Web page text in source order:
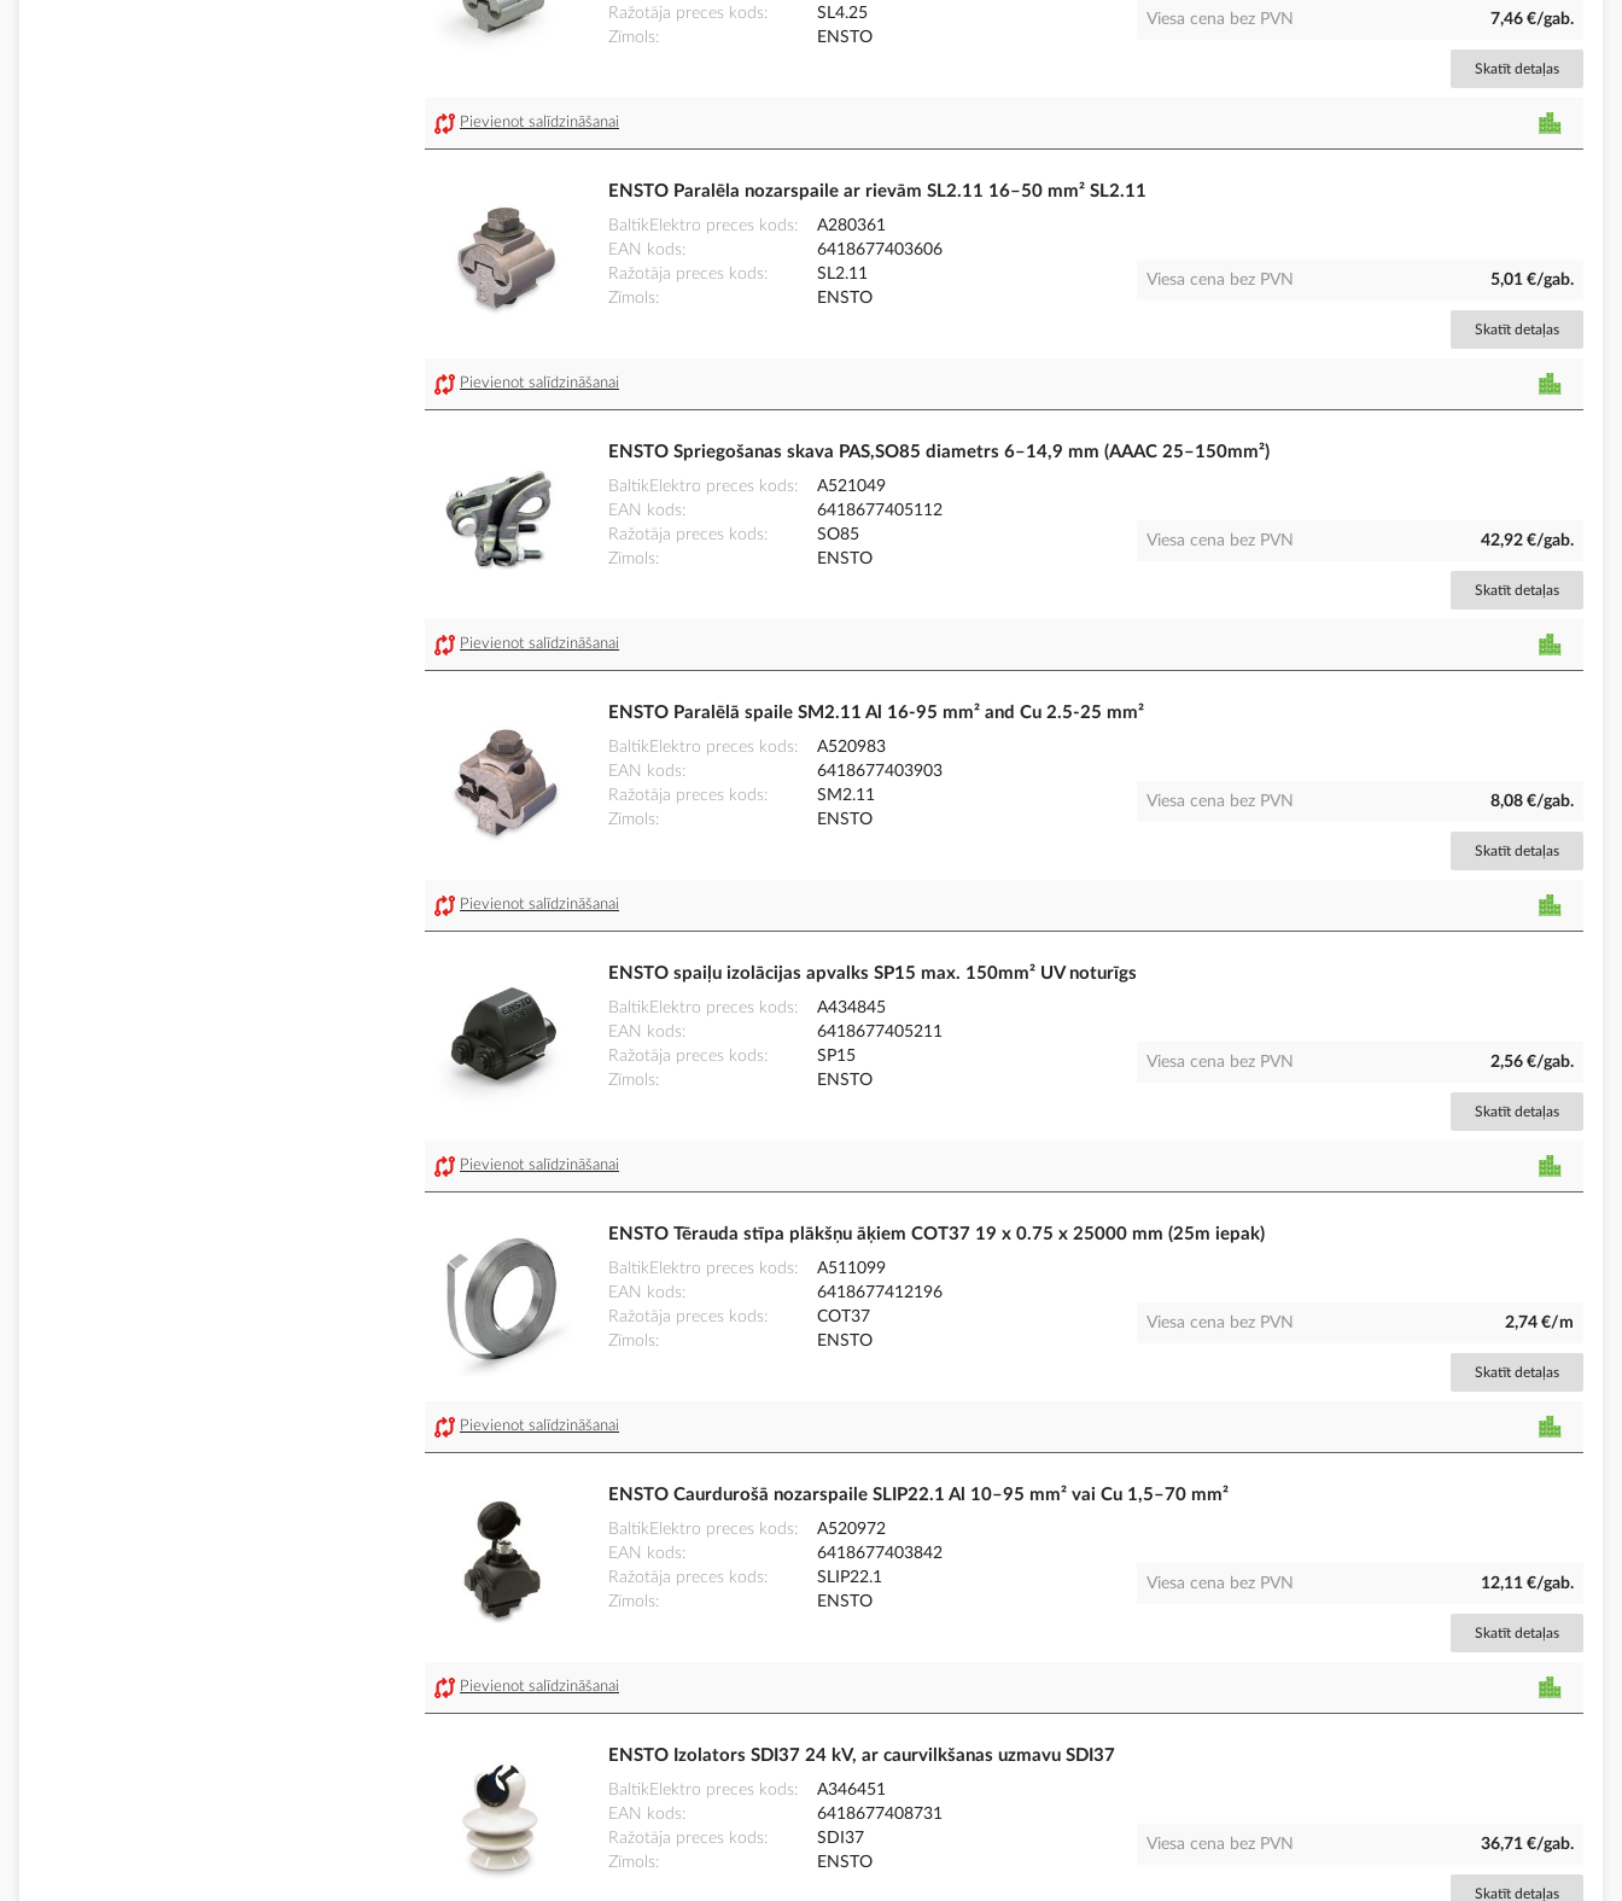
Ražotāja preces kods
SL4.25
Zīmols
ENSTO
Viesa cena bez PVN 7,46 €/gab.
Skatīt detaļas
Pievienot salīdzināšanai
ENSTO Paralēla nozarspaile ar rievām SL2.11 16–50 mm² SL2.11
BaltikElektro preces kods
A280361
EAN kods
6418677403606
Ražotāja preces kods
SL2.11
Zīmols
ENSTO
Viesa cena bez PVN 5,01 €/gab.
Skatīt detaļas
Pievienot salīdzināšanai
ENSTO Spriegošanas skava PAS,SO85 diametrs 6–14,9 mm (AAAC 25–150mm²)
BaltikElektro preces kods
A521049
EAN kods
6418677405112
Ražotāja preces kods
SO85
Zīmols
ENSTO
Viesa cena bez PVN 42,92 €/gab.
Skatīt detaļas
Pievienot salīdzināšanai
ENSTO Paralēlā spaile SM2.11 Al 16-95 mm² and Cu 2.5-25 mm²
BaltikElektro preces kods
A520983
EAN kods
6418677403903
Ražotāja preces kods
SM2.11
Zīmols
ENSTO
Viesa cena bez PVN 8,08 €/gab.
Skatīt detaļas
Pievienot salīdzināšanai
ENSTO spaiļu izolācijas apvalks SP15 max. 150mm² UV noturīgs
BaltikElektro preces kods
A434845
EAN kods
6418677405211
Ražotāja preces kods
SP15
Zīmols
ENSTO
Viesa cena bez PVN 2,56 €/gab.
Skatīt detaļas
Pievienot salīdzināšanai
ENSTO Tērauda stīpa plākšņu āķiem COT37 19 x 0.75 x 25000 mm (25m iepak)
BaltikElektro preces kods
A511099
EAN kods
6418677412196
Ražotāja preces kods
COT37
Zīmols
ENSTO
Viesa cena bez PVN 2,74 €/m
Skatīt detaļas
Pievienot salīdzināšanai
ENSTO Caurdurošā nozarspaile SLIP22.1 Al 10–95 mm² vai Cu 1,5–70 mm²
BaltikElektro preces kods
A520972
EAN kods
6418677403842
Ražotāja preces kods
SLIP22.1
Zīmols
ENSTO
Viesa cena bez PVN 12,11 €/gab.
Skatīt detaļas
Pievienot salīdzināšanai
ENSTO Izolators SDI37 24 kV, ar caurvilkšanas uzmavu SDI37
BaltikElektro preces kods
A346451
EAN kods
6418677408731
Ražotāja preces kods
SDI37
Zīmols
ENSTO
Viesa cena bez PVN 36,71 €/gab.
Skatīt detaļas